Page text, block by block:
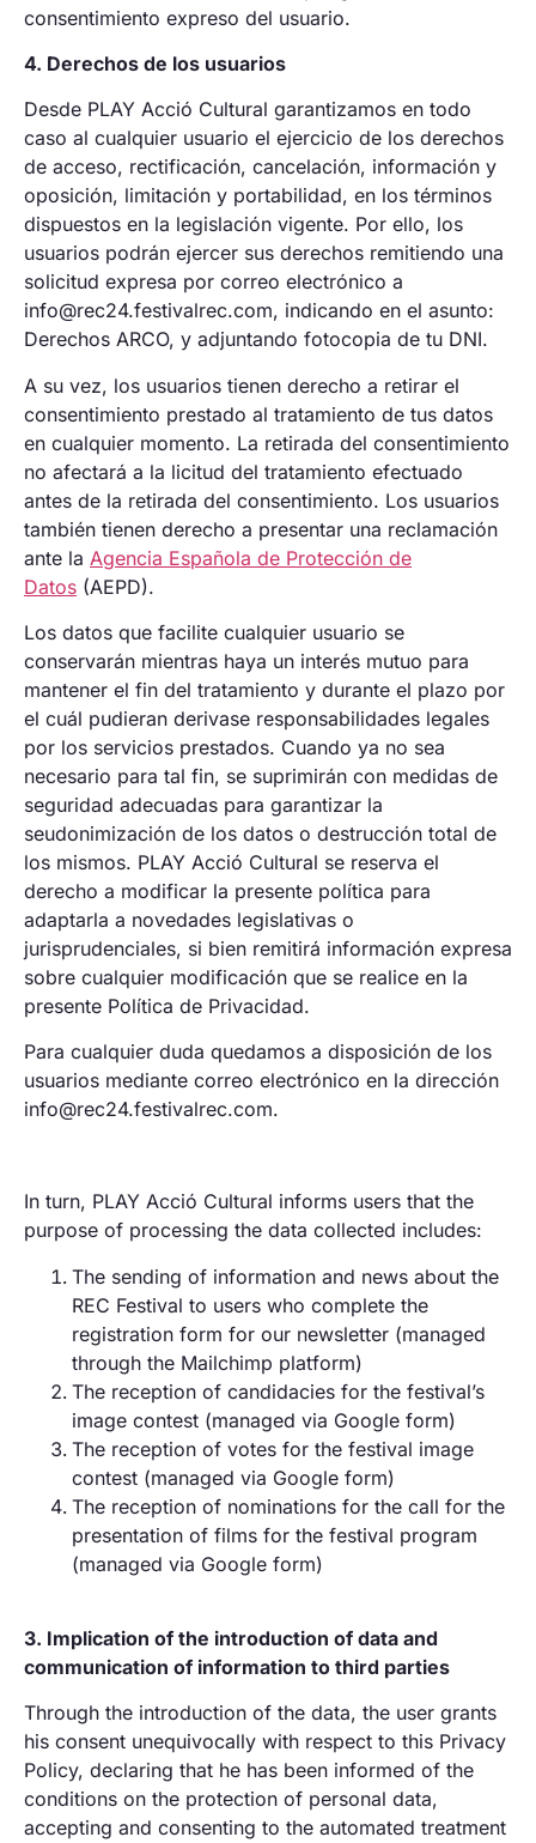
consentimiento expreso del usuario.
4. Derechos de los usuarios
Desde PLAY Acció Cultural garantizamos en todo
caso al cualquier usuario el ejercicio de los derechos
de acceso, rectificación, cancelación, información y
oposición, limitación y portabilidad, en los términos
dispuestos en la legislación vigente. Por ello, los
usuarios podrán ejercer sus derechos remitiendo una
solicitud expresa por correo electrónico a
info@rec24.festivalrec.com, indicando en el asunto:
Derechos ARCO, y adjuntando fotocopia de tu DNI.
A su vez, los usuarios tienen derecho a retirar el
consentimiento prestado al tratamiento de tus datos
en cualquier momento. La retirada del consentimiento
no afectará a la licitud del tratamiento efectuado
antes de la retirada del consentimiento. Los usuarios
también tienen derecho a presentar una reclamación
ante la Agencia Española de Protección de
Datos (AEPD).
Los datos que facilite cualquier usuario se
conservarán mientras haya un interés mutuo para
mantener el fin del tratamiento y durante el plazo por
el cuál pudieran derivase responsabilidades legales
por los servicios prestados. Cuando ya no sea
necesario para tal fin, se suprimirán con medidas de
seguridad adecuadas para garantizar la
seudonimización de los datos o destrucción total de
los mismos. PLAY Acció Cultural se reserva el
derecho a modificar la presente política para
adaptarla a novedades legislativas o
jurisprudenciales, si bien remitirá información expresa
sobre cualquier modificación que se realice en la
presente Política de Privacidad.
Para cualquier duda quedamos a disposición de los
usuarios mediante correo electrónico en la dirección
info@rec24.festivalrec.com.
In turn, PLAY Acció Cultural informs users that the
purpose of processing the data collected includes:
The sending of information and news about the
REC Festival to users who complete the
registration form for our newsletter (managed
through the Mailchimp platform)
The reception of candidacies for the festival’s
image contest (managed via Google form)
The reception of votes for the festival image
contest (managed via Google form)
The reception of nominations for the call for the
presentation of films for the festival program
(managed via Google form)
3. Implication of the introduction of data and
communication of information to third parties
Through the introduction of the data, the user grants
his consent unequivocally with respect to this Privacy
Policy, declaring that he has been informed of the
conditions on the protection of personal data,
accepting and consenting to the automated treatment